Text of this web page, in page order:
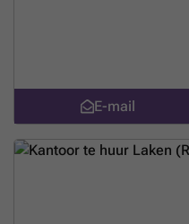
E-mail